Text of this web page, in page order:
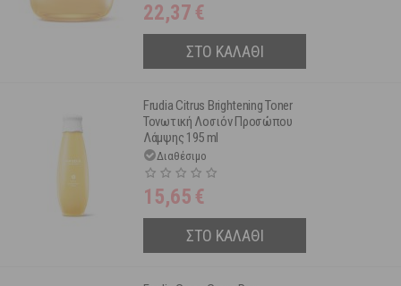
22,37 €
ΣΤΟ ΚΑΛΑΘΙ
Frudia Citrus Brightening Toner
Τονωτική Λοσιόν Προσώπου
Λάμψης 195 ml
Διαθέσιμο
15,65 €
ΣΤΟ ΚΑΛΑΘΙ